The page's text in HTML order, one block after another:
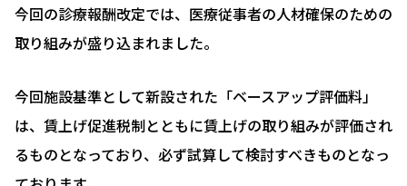
今回の診療報酬改定では、医療従事者の人材確保のための
取り組みが盛り込まれました。
今回施設基準として新設された「ベースアップ評価料」
は、賃上げ促進税制とともに賃上げの取り組みが評価され
るものとなっており、必ず試算して検討すべきものとなっ